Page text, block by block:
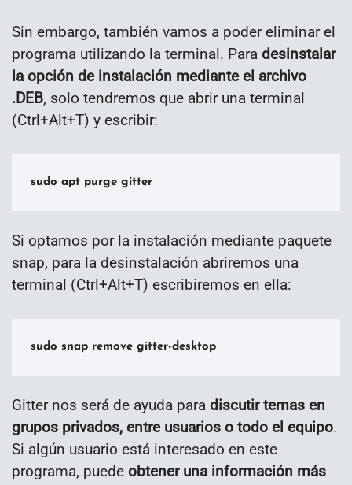
Sin embargo, también vamos a poder eliminar el
programa utilizando la terminal. Para desinstalar
la opción de instalación mediante el archivo
.DEB, solo tendremos que abrir una terminal
(Ctrl+Alt+T) y escribir:
sudo apt purge gitter
Si optamos por la instalación mediante paquete
snap, para la desinstalación abriremos una
terminal (Ctrl+Alt+T) escribiremos en ella:
sudo snap remove gitter-desktop
Gitter nos será de ayuda para discutir temas en
grupos privados, entre usuarios o todo el equipo.
Si algún usuario está interesado en este
programa, puede obtener una información más